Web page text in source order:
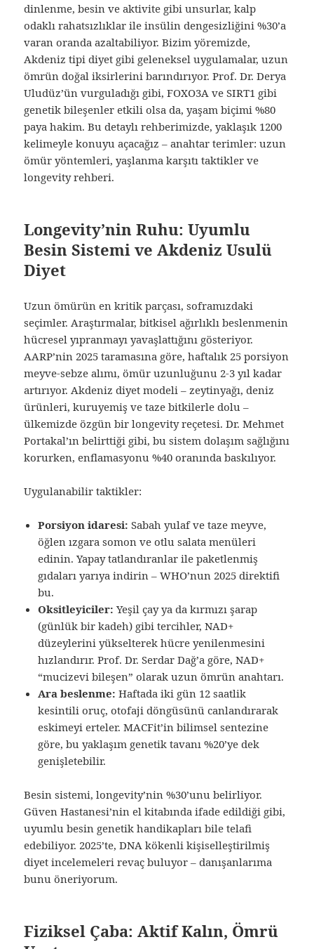
dinlenme, besin ve aktivite gibi unsurlar, kalp
odaklı rahatsızlıklar ile insülin dengesizliğini %30’a
varan oranda azaltabiliyor. Bizim yöremizde,
Akdeniz tipi diyet gibi geleneksel uygulamalar, uzun
ömrün doğal iksirlerini barındırıyor. Prof. Dr. Derya
Uludüz’ün vurguladığı gibi, FOXO3A ve SIRT1 gibi
genetik bileşenler etkili olsa da, yaşam biçimi %80
paya hakim. Bu detaylı rehberimizde, yaklaşık 1200
kelimeyle konuyu açacağız – anahtar terimler: uzun
ömür yöntemleri, yaşlanma karşıtı taktikler ve
longevity rehberi.
Longevity’nin Ruhu: Uyumlu
Besin Sistemi ve Akdeniz Usulü
Diyet
Uzun ömürün en kritik parçası, soframızdaki
seçimler. Araştırmalar, bitkisel ağırlıklı beslenmenin
hücresel yıpranmayı yavaşlattığını gösteriyor.
AARP’nin 2025 taramasına göre, haftalık 25 porsiyon
meyve-sebze alımı, ömür uzunluğunu 2-3 yıl kadar
artırıyor. Akdeniz diyet modeli – zeytinyağı, deniz
ürünleri, kuruyemiş ve taze bitkilerle dolu –
ülkemizde özgün bir longevity reçetesi. Dr. Mehmet
Portakal’ın belirttiği gibi, bu sistem dolaşım sağlığını
korurken, enflamasyonu %40 oranında baskılıyor.
Uygulanabilir taktikler:
Porsiyon idaresi: Sabah yulaf ve taze meyve,
öğlen ızgara somon ve otlu salata menüleri
edinin. Yapay tatlandıranlar ile paketlenmiş
gıdaları yarıya indirin – WHO’nun 2025 direktifi
bu.
Oksitleyiciler: Yeşil çay ya da kırmızı şarap
(günlük bir kadeh) gibi tercihler, NAD+
düzeylerini yükselterek hücre yenilenmesini
hızlandırır. Prof. Dr. Serdar Dağ’a göre, NAD+
“mucizevi bileşen” olarak uzun ömrün anahtarı.
Ara beslenme: Haftada iki gün 12 saatlik
kesintili oruç, otofaji döngüsünü canlandırarak
eskimeyi erteler. MACFit’in bilimsel sentezine
göre, bu yaklaşım genetik tavanı %20’ye dek
genişletebilir.
Besin sistemi, longevity’nin %30’unu belirliyor.
Güven Hastanesi’nin el kitabında ifade edildiği gibi,
uyumlu besin genetik handikapları bile telafi
edebiliyor. 2025’te, DNA kökenli kişiselleştirilmiş
diyet incelemeleri revaç buluyor – danışanlarıma
bunu öneriyorum.
Fiziksel Çaba: Aktif Kalın, Ömrü